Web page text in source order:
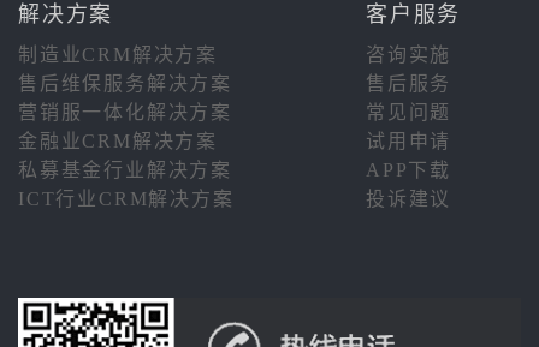
解决方案 客户服务
制造业CRM解决方案
咨询实施
售后维保服务解决方案
售后服务
营销服一体化解决方案
常见问题
金融业CRM解决方案
试用申请
私募基金行业解决方案
APP下载
ICT行业CRM解决方案
投诉建议